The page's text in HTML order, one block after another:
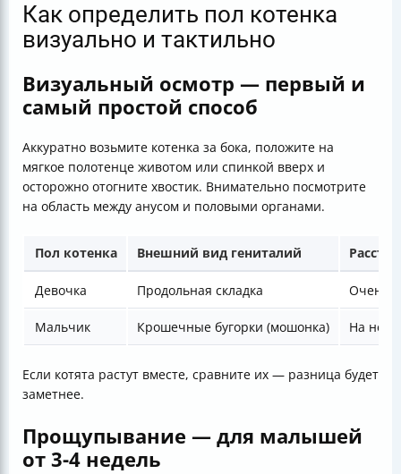
Как определить пол котенка
визуально и тактильно
Визуальный осмотр — первый и
самый простой способ
Аккуратно возьмите котенка за бока, положите на
мягкое полотенце животом или спинкой вверх и
осторожно отогните хвостик. Внимательно посмотрите
на область между анусом и половыми органами.
Пол котенка Внешний вид гениталий
Девочка Продольная складка Очень
Мальчик Крошечные бугорки (мошонка) На
Если котята растут вместе, сравните их — разница будет
заметнее.
Прощупывание — для малышей
от 3-4 недель